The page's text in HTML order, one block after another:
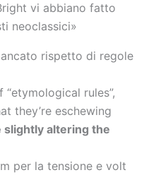
vi abbiano fatto
neoclassici»
rispetto di regole
“etymological rules”,
they’re eschewing
slightly altering the
per la tensione e volt